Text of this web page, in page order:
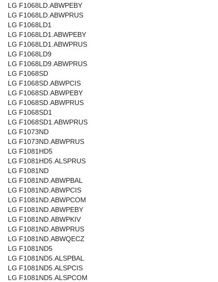
LG F1068LD.ABWPEBY
LG F1068LD.ABWPRUS
LG F1068LD1
LG F1068LD1.ABWPEBY
LG F1068LD1.ABWPRUS
LG F1068LD9
LG F1068LD9.ABWPRUS
LG F1068SD
LG F1068SD.ABWPCIS
LG F1068SD.ABWPEBY
LG F1068SD.ABWPRUS
LG F1068SD1
LG F1068SD1.ABWPRUS
LG F1073ND
LG F1073ND.ABWPRUS
LG F1081HD5
LG F1081HD5.ALSPRUS
LG F1081ND
LG F1081ND.ABWPBAL
LG F1081ND.ABWPCIS
LG F1081ND.ABWPCOM
LG F1081ND.ABWPEBY
LG F1081ND.ABWPKIV
LG F1081ND.ABWPRUS
LG F1081ND.ABWQECZ
LG F1081ND5
LG F1081ND5.ALSPBAL
LG F1081ND5.ALSPCIS
LG F1081ND5.ALSPCOM